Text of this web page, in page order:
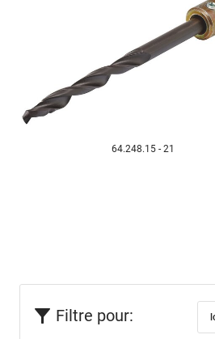
64.248.15 - 21
Filtre pour: